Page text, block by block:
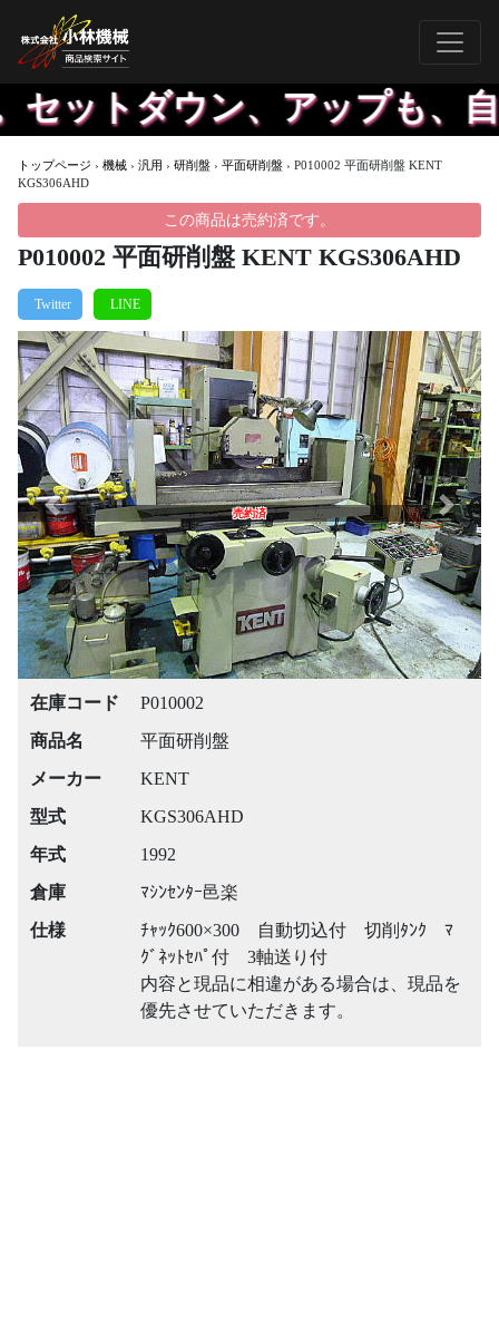
ダウン、アップも、自社
トップページ › 機械 › 汎用 › 研削盤 › 平面研削盤 › P010002 平面研削盤 KENT
KGS306AHD
この商品は売約済です。
P010002 平面研削盤 KENT KGS306AHD
売約済
Previous Next
在庫コード
P010002
商品名
平面研削盤
メーカー
KENT
型式
KGS306AHD
年式
1992
倉庫
ﾏｼﾝｾﾝﾀｰ邑楽
仕様
ﾁｬｯｸ600×300 自動切込付 切削ﾀﾝｸ ﾏ
ｸﾞﾈｯﾄｾﾊﾟ付 3軸送り付
内容と現品に相違がある場合は、現品を
優先させていただきます。